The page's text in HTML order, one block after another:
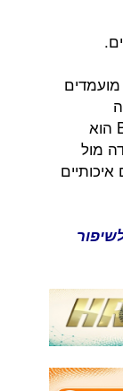
באטרקטיביות החברה. כל נושא ה-Branding הוא
מול
6 טיפים לשיפור